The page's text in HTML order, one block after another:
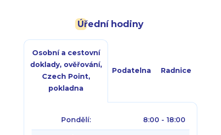
Úřední hodiny
Osobní a cestovní
doklady, ověřování,
Czech Point,
pokladna
Podatelna Radnice
Pondělí: 8:00 - 18:00